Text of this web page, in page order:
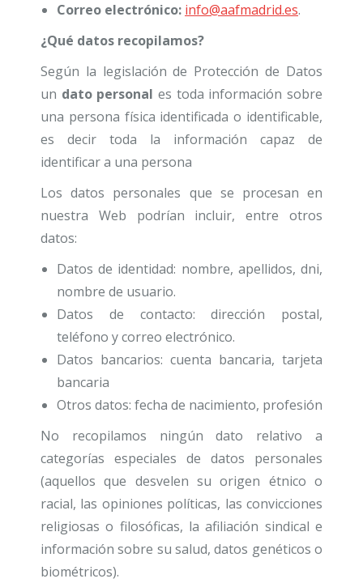
Correo electrónico: info@aafmadrid.es.
¿Qué datos recopilamos?
Según la legislación de Protección de Datos
un dato personales toda información sobre
una persona física identificada o identificable,
es decir toda la información capaz de
identificar a una persona
Los datos personales que se procesan en
nuestra Web podrían incluir, entre otros
datos:
Datos de identidad: nombre, apellidos, dni,
nombre de usuario.
Datos de contacto: dirección postal,
teléfono y correo electrónico.
Datos bancarios: cuenta bancaria, tarjeta
bancaria
Otros datos: fecha de nacimiento, profesión
No recopilamos ningún dato relativo a
categorías especiales de datos personales
(aquellos que desvelen su origen étnico o
racial, las opiniones políticas, las convicciones
religiosas o filosóficas, la afiliación sindical e
información sobre su salud, datos genéticos o
biométricos).